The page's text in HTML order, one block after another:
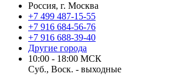
Россия, г. Москва
+7 499 487-15-55
+7 916 684-56-76
+7 916 688-39-40
Другие города
10:00 - 18:00 МСК
Суб., Воск. - выходные